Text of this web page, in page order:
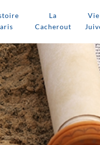
La
Cacherout
Vie